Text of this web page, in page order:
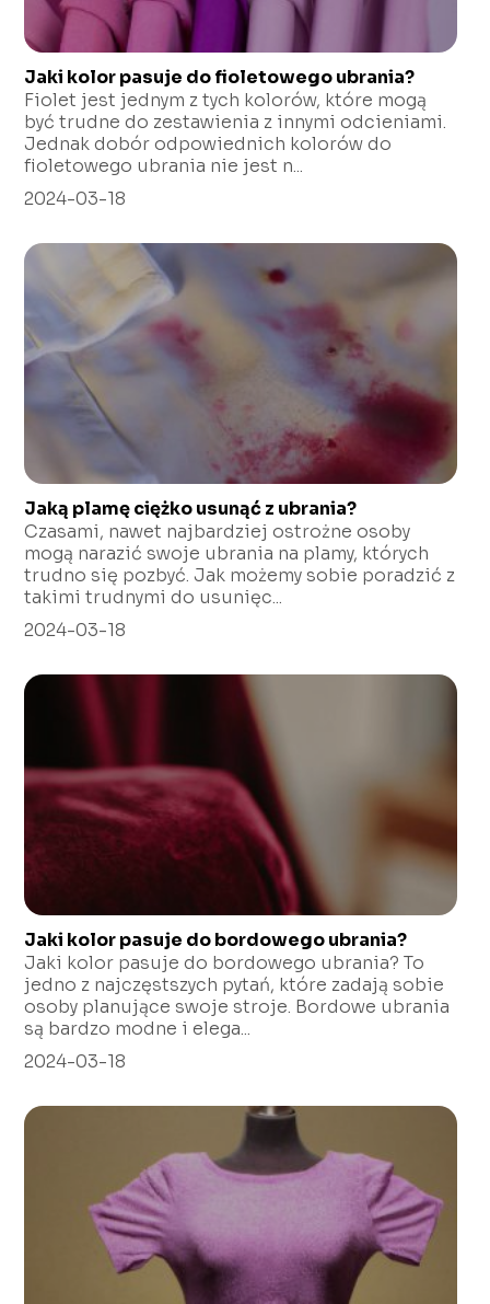
Jaki kolor pasuje do fioletowego ubrania?
Fiolet jest jednym z tych kolorów, które mogą
być trudne do zestawienia z innymi odcieniami.
Jednak dobór odpowiednich kolorów do
fioletowego ubrania nie jest n...
2024-03-18
Jaką plamę ciężko usunąć z ubrania?
Czasami, nawet najbardziej ostrożne osoby
mogą narazić swoje ubrania na plamy, których
trudno się pozbyć. Jak możemy sobie poradzić z
takimi trudnymi do usunięc...
2024-03-18
Jaki kolor pasuje do bordowego ubrania?
Jaki kolor pasuje do bordowego ubrania? To
jedno z najczęstszych pytań, które zadają sobie
osoby planujące swoje stroje. Bordowe ubrania
są bardzo modne i elega...
2024-03-18